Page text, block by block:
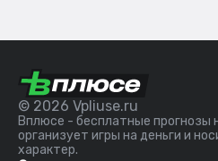
© 2026 Vpliuse.ru
Вплюсе - бесплатные прогнозы
организует игры на деньги и
характер.